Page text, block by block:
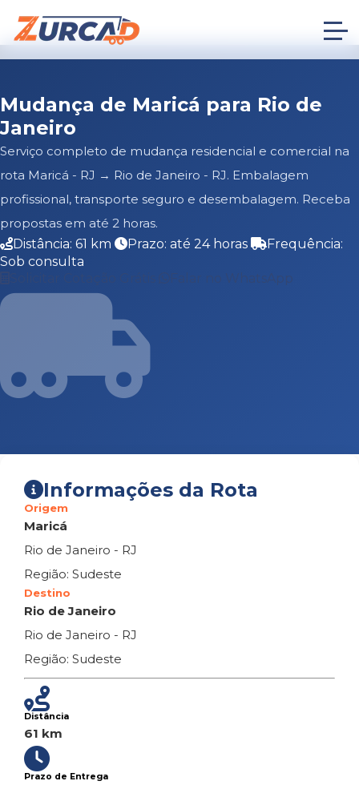
Mudança de Maricá para Rio de
Janeiro
Serviço completo de mudança residencial e comercial na
rota Maricá - RJ → Rio de Janeiro - RJ. Embalagem
profissional, transporte seguro e desembalagem. Receba
propostas em até 2 horas.
Distância: 61 km
Prazo: até 24 horas
Frequência:
Sob consulta
Falar no WhatsApp
Informações da Rota
Origem
Maricá
Rio de Janeiro - RJ
Região: Sudeste
Destino
Rio de Janeiro
Rio de Janeiro - RJ
Região: Sudeste
Distância
61 km
Prazo de Entrega